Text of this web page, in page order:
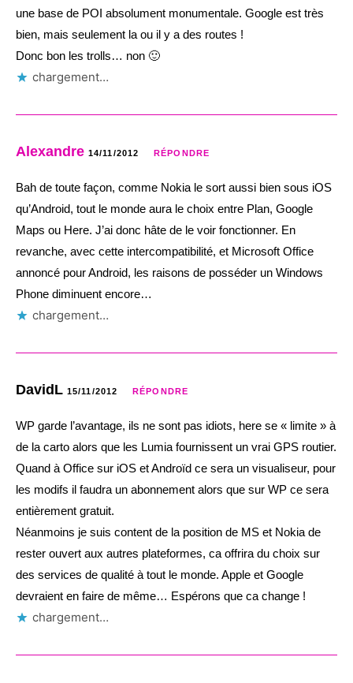
une base de POI absolument monumentale. Google est très
bien, mais seulement la ou il y a des routes !
Donc bon les trolls… non 🙂
chargement…
Alexandre 14/11/2012 RÉPONDRE
Bah de toute façon, comme Nokia le sort aussi bien sous iOS
qu’Android, tout le monde aura le choix entre Plan, Google
Maps ou Here. J’ai donc hâte de le voir fonctionner. En
revanche, avec cette intercompatibilité, et Microsoft Office
annoncé pour Android, les raisons de posséder un Windows
Phone diminuent encore…
chargement…
DavidL 15/11/2012 RÉPONDRE
WP garde l’avantage, ils ne sont pas idiots, here se « limite » à
de la carto alors que les Lumia fournissent un vrai GPS routier.
Quand à Office sur iOS et Androïd ce sera un visualiseur, pour
les modifs il faudra un abonnement alors que sur WP ce sera
entièrement gratuit.
Néanmoins je suis content de la position de MS et Nokia de
rester ouvert aux autres plateformes, ca offrira du choix sur
des services de qualité à tout le monde. Apple et Google
devraient en faire de même… Espérons que ca change !
chargement…